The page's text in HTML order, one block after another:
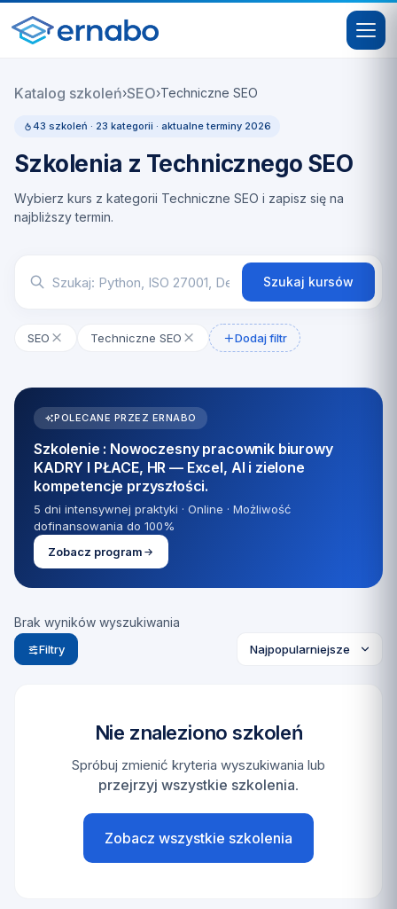
Katalog szkoleń›SEO›Techniczne SEO
43 szkoleń · 23 kategorii · aktualne terminy 2026
Szkolenia z Technicznego SEO
Wybierz kurs z kategorii Techniczne SEO i zapisz się na
najbliższy termin.
Szukaj kursów
SEO Techniczne SEO Dodaj filtr
POLECANE PRZEZ ERNABO
Szkolenie : Nowoczesny pracownik biurowy
KADRY I PŁACE, HR — Excel, AI i zielone
kompetencje przyszłości.
5 dni intensywnej praktyki · Online · Możliwość
dofinansowania do 100%
Zobacz program
Brak wyników wyszukiwania
Filtry
Nie znaleziono szkoleń
Spróbuj zmienić kryteria wyszukiwania lub
przejrzyj wszystkie szkolenia.
Zobacz wszystkie szkolenia